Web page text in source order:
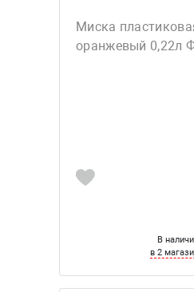
Миска
оранжевый 0,22л
В
в 2